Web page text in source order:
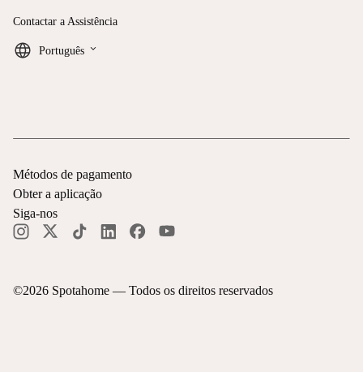
Contactar a Assistência
Português keyboard_arrow_down
©2026 Spotahome — Todos os direitos reservados
Métodos de pagamento
Obter a aplicação
Siga-nos